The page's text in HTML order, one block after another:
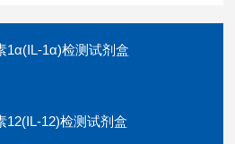
1α(IL-1α)检测试剂盒
12(IL-12)检测试剂盒